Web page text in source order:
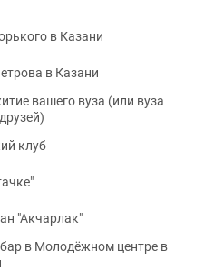
в Казани
в Казани
вашего вуза (или вуза
клуб
"Акчарлак"
в Молодёжном центре в